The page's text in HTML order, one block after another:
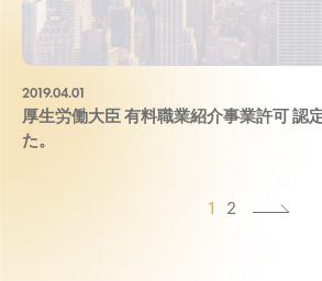
2019.04.01
厚生労働大臣 有料職業紹介事業許可 認
た。
1 2
次